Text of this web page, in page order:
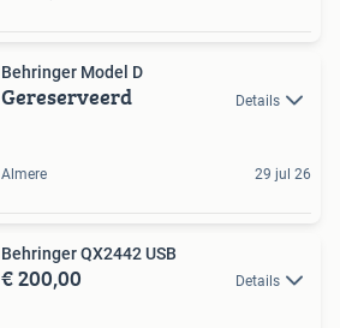
Behringer Model D
Gereserveerd Details
Almere 29 jul 26
Behringer QX2442 USB
€ 200,00 Details